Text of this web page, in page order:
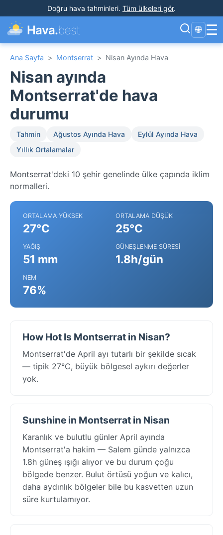
Doğru hava tahminleri. Tüm ülkeleri gör.
Hava.best 🌐 ☰
Ana Sayfa > Montserrat > Nisan Ayında Hava
Nisan ayında
Montserrat'de hava
durumu
Tahmin Ağustos Ayında Hava
Eylül Ayında Hava
Yıllık Ortalamalar
Montserrat'deki 10 şehir genelinde ülke çapında iklim
normalleri.
ORTALAMA YÜKSEK
27°C
ORTALAMA DÜŞÜK
25°C
YAĞIŞ
51 mm
GÜNEŞLENME SÜRESI
1.8h/gün
NEM
76%
How Hot Is Montserrat in Nisan?
Montserrat'de April ayı tutarlı bir şekilde sıcak
— tipik 27°C, büyük bölgesel aykırı değerler
yok.
Sunshine in Montserrat in Nisan
Karanlık ve bulutlu günler April ayında
Montserrat'a hakim — Salem günde yalnızca
1.8h güneş ışığı alıyor ve bu durum çoğu
bölgede benzer. Bulut örtüsü yoğun ve kalıcı,
daha aydınlık bölgeler bile bu kasvetten uzun
süre kurtulamıyor.